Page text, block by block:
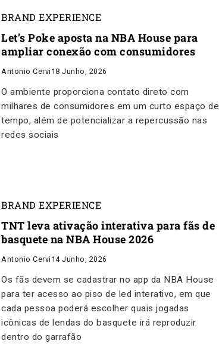
BRAND EXPERIENCE
Let’s Poke aposta na NBA House para
ampliar conexão com consumidores
Antonio Cervi 18 Junho, 2026
O ambiente proporciona contato direto com
milhares de consumidores em um curto espaço de
tempo, além de potencializar a repercussão nas
redes sociais
BRAND EXPERIENCE
TNT leva ativação interativa para fãs de
basquete na NBA House 2026
Antonio Cervi 14 Junho, 2026
Os fãs devem se cadastrar no app da NBA House
para ter acesso ao piso de led interativo, em que
cada pessoa poderá escolher quais jogadas
icônicas de lendas do basquete irá reproduzir
dentro do garrafão